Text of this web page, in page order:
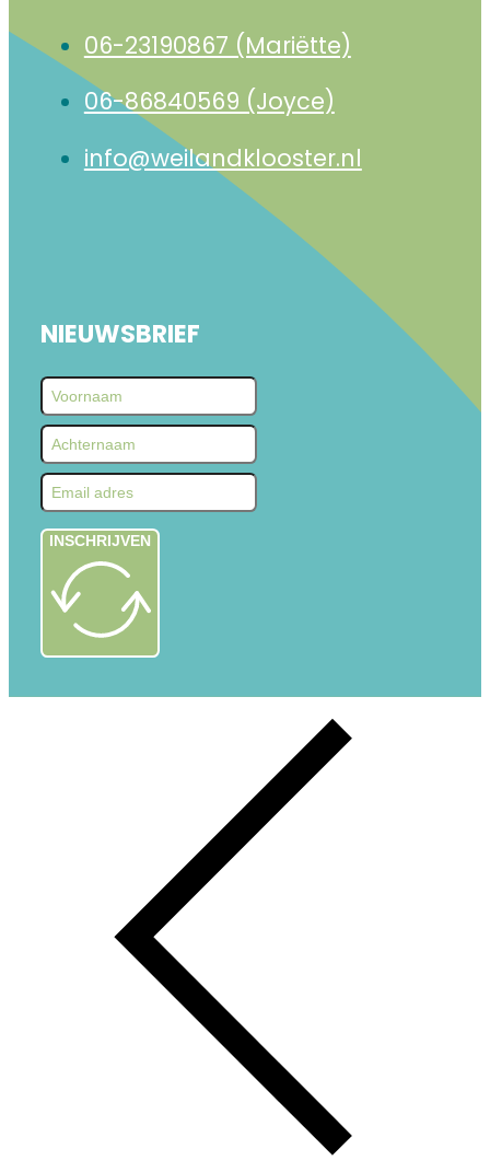
06-23190867 (Mariëtte)
06-86840569 (Joyce)
info@weilandklooster.nl
NIEUWSBRIEF
INSCHRIJVEN